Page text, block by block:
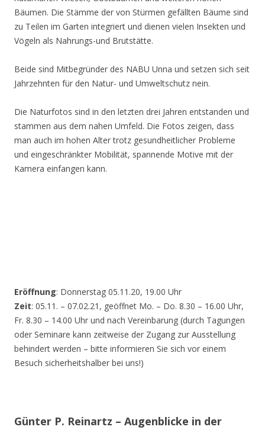
Bäumen. Die Stämme der von Stürmen gefällten Bäume sind
zu Teilen im Garten integriert und dienen vielen Insekten und
Vögeln als Nahrungs-und Brutstätte.
Beide sind Mitbegründer des NABU Unna und setzen sich seit
Jahrzehnten für den Natur- und Umweltschutz nein.
Die Naturfotos sind in den letzten drei Jahren entstanden und
stammen aus dem nahen Umfeld. Die Fotos zeigen, dass
man auch im hohen Alter trotz gesundheitlicher Probleme
und eingeschränkter Mobilität, spannende Motive mit der
Kamera einfangen kann.
Eröffnung: Donnerstag 05.11.20, 19.00 Uhr
Zeit: 05.11. – 07.02.21, geöffnet Mo. – Do. 8.30 – 16.00 Uhr,
Fr. 8.30 – 14.00 Uhr und nach Vereinbarung (durch Tagungen
oder Seminare kann zeitweise der Zugang zur Ausstellung
behindert werden – bitte informieren Sie sich vor einem
Besuch sicherheitshalber bei uns!)
Günter P. Reinartz – Augenblicke in der